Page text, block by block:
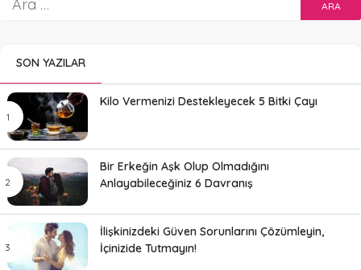
SON YAZILAR
Kilo Vermenizi Destekleyecek 5 Bitki Çayı
Bir Erkeğin Aşk Olup Olmadığını
Anlayabileceğiniz 6 Davranış
İlişkinizdeki Güven Sorunlarını Çözümleyin,
İçinizide Tutmayın!